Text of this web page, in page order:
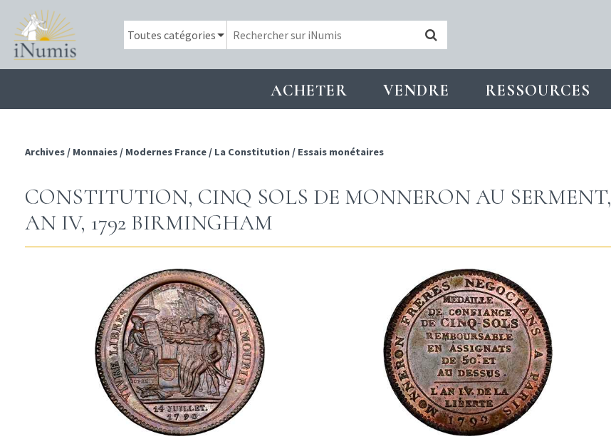
ACHETER VENDRE RESSOURCES
Archives / Monnaies / Modernes France / La Constitution / Essais monétaires
CONSTITUTION, CINQ SOLS DE MONNERON AU SERMENT,
AN IV, 1792 BIRMINGHAM